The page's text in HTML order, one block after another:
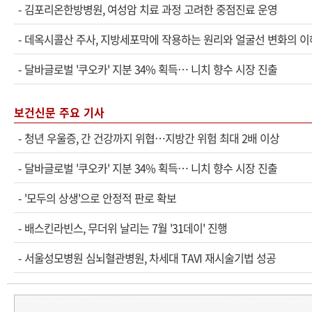
- 김포리온한방병원, 여성암 치료 과정 고려한 중점진료 운영
- 데옥시콜산 주사, 지방세포막에 작용하는 원리와 얼굴선 변화의
- 달바글로벌 '쿠오카' 지분 34% 획득… 니치 향수 시장 진출
보건신문 주요 기사
- 청년 우울증, 간 건강까지 위협…지방간 위험 최대 2배 이상
- 달바글로벌 '쿠오카' 지분 34% 획득… 니치 향수 시장 진출
- '모두의 상생'으로 안정적 판로 확보
- 배스킨라빈스, 무더위 날리는 7월 '31데이' 진행
- 서울성모병원 심뇌혈관병원, 차세대 TAVI 재시술기법 성공